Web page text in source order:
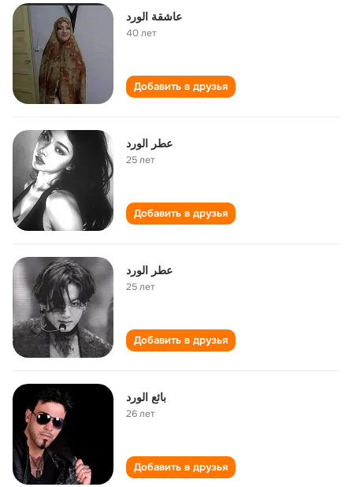
عاشقة الورد
40 лет
Добавить в друзья
عطر الورد
25 лет
Добавить в друзья
عطر الورد
25 лет
Добавить в друзья
بائع الورد
26 лет
Добавить в друзья